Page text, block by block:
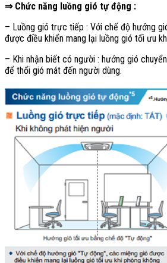
⇒ Chức năng luồng gió tự động :
– Luồng gió trực tiếp : Với chế độ hướng
được điều khiển mang lại luồng gió tối ưu
– Khi nhận biết có người : hướng gió
để thổi gió mát đến người dùng.